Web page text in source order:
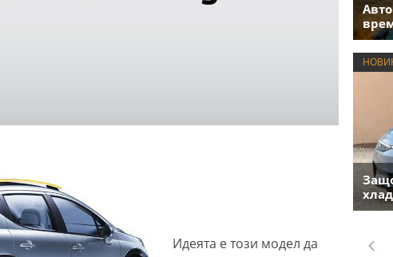
Идеята e този модел да